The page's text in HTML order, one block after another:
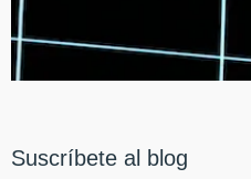
Suscríbete al blog